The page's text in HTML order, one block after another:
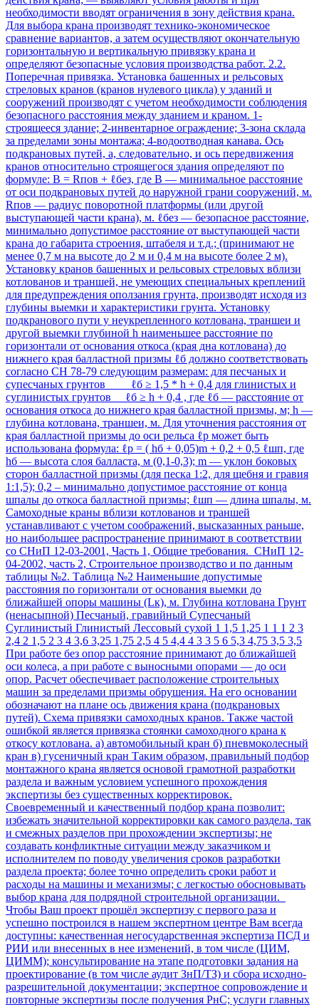
необходимости вводят ограничения в зону действия крана.
Для выбора крана производят технико-экономическое
сравнение вариантов, а затем осуществляют окончательную
горизонтальную и вертикальную привязку крана и
определяют безопасные условия производства работ. 2.2.
Поперечная привязка. Установка башенных и рельсовых
стреловых кранов (кранов нулевого цикла) у зданий и
сооружений производят с учетом необходимости соблюдения
безопасного расстояния между зданием и краном. 1-
строящееся здание; 2-инвентарное ограждение; 3-зона склада
за пределами зоны монтажа; 4-водоотводная канава. Ось
подкрановых путей, а, следовательно, и ось передвижения
кранов относительно строящегося здания определяют по
формуле: В = Rпов + ℓбез, где В — минимальное расстояние
от оси подкрановых путей до наружной грани сооружений, м.
Rпов — радиус поворотной платформы (или другой
выступающей части крана), м. ℓбез — безопасное расстояние,
минимально допустимое расстояние от выступающей части
крана до габарита строения, штабеля и т.д.; (принимают не
менее 0,7 м на высоте до 2 м и 0,4 м на высоте более 2 м).
Установку кранов башенных и рельсовых стреловых вблизи
котлованов и траншей, не умеющих специальных креплений
для предупреждения оползания грунта, производят исходя из
глубины выемки и характеристики грунта. Установку
подкранового пути у неукрепленного котлована, траншеи и
другой выемки глубиной h наименьшее расстояние по
горизонтали от основания откоса (края дна котлована) до
нижнего края балластной призмы ℓб должно соответствовать
согласно СН 78-79 следующим размерам: для песчаных и
супесчаных грунтов ℓб ≥ 1,5 * h + 0,4 для глинистых и
суглинистых грунтов ℓб ≥ h + 0,4 , где ℓб — расстояние от
основания откоса до нижнего края балластной призмы, м; h —
глубина котлована, траншеи, м. Для уточнения расстояния от
края балластной призмы до оси рельса ℓр может быть
использована формула: ℓр = ( hб + 0,05)m + 0,2 + 0,5 ℓшп, где
hб — высота слоя балласта, м (0,1-0,3); m — уклон боковых
сторон балластной призмы (для песка 1:2, для щебня и гравия
1:1,5); 0,2 – минимально допустимое расстояние от конца
шпалы до откоса балластной призмы; ℓшп — длина шпалы, м.
Самоходные краны вблизи котлованов и траншей
устанавливают с учетом соображений, высказанных раньше,
но наибольшее распространение принимают в соответствии
со СНиП 12-03-2001, Часть 1, Общие требования. СНиП 12-
04-2002, часть 2, Строительное производство и по данным
таблицы №2. Таблица №2 Наименьшие допустимые
расстояния по горизонтали от основания выемки до
ближайшей опоры машины (Lк), м. Глубина котлована Грунт
(ненасыпной) Песчаный, гравийный Супесчаный
Суглинистый Глинистый Лессовый сухой 1 1,5 1,25 1 1 1 2 3
2,4 2 1,5 2 3 4 3,6 3,25 1,75 2,5 4 5 4,4 4 3 3 5 6 5,3 4,75 3,5 3,5
При работе без опор расстояние принимают до ближайшей
оси колеса, а при работе с выносными опорами — до оси
опор. Расчет обеспечивает расположение строительных
машин за пределами призмы обрушения. На его основании
обозначают на плане ось движения крана (подкрановых
путей). Схема привязки самоходных кранов. Также частой
ошибкой является привязка стоянки самоходного крана к
откосу котлована. а) автомобильный кран б) пневмоколесный
кран в) гусеничный кран Таким образом, правильный подбор
монтажного крана является основой грамотной разработки
раздела и важным условием успешного прохождения
экспертизы без существенных корректировок.
Своевременный и качественный подбор крана позволит:
избежать значительной корректировки как самого раздела, так
и смежных разделов при прохождении экспертизы; не
создавать конфликтные ситуации между заказчиком и
исполнителем по поводу увеличения сроков разработки
раздела проекта; более точно определить сроки работ и
расходы на машины и механизмы; с легкостью обосновывать
выбор крана для подрядной строительной организации.
Чтобы Ваш проект прошёл экспертизу с первого раза и
успешно построился в нашем экспертном центре Вам всегда
доступны: качественная негосударственная экспертиза ПСД и
РИИ или внесенных в нее изменений, в том числе (ЦИМ,
ЦИММ); консультирование на этапе подготовки задания на
проектирование (в том числе аудит ЗнП/ТЗ) и сбора исходно-
разрешительной документации; экспертное сопровождение и
повторные экспертизы после получения РнС; услуги главных